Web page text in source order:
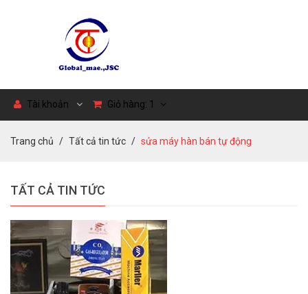
Tài khoản Giỏ hàng: 1
Trang chủ Tất cả tin tức sửa máy hàn bán tự động
TẤT CẢ TIN TỨC